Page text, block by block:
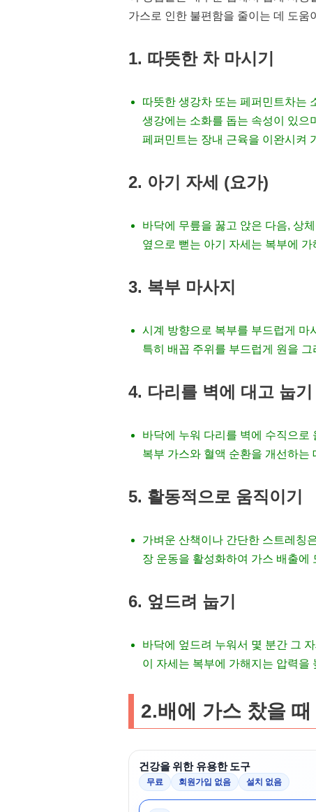
가스로 인한 불편함을 줄이는 데 도움
1. 따뜻한 차 마시기
따뜻한 생강차 또는 페퍼민트차는
생강에는 소화를 돕는 속성이 있으
페퍼민트는 장내 근육을 이완시켜
2. 아기 자세 (요가)
바닥에 무릎을 꿇고 앉은 다음, 상
옆으로 뻗는 아기 자세는 복부에
3. 복부 마사지
시계 방향으로 복부를 부드럽게 마
특히 배꼽 주위를 부드럽게 원을
4. 다리를 벽에 대고 눕기
바닥에 누워 다리를 벽에 수직으로
복부 가스와 혈액 순환을 개선하는
5. 활동적으로 움직이기
가벼운 산책이나 간단한 스트레칭
장 운동을 활성화하여 가스 배출에
6. 엎드려 눕기
바닥에 엎드려 누워서 몇 분간 그
이 자세는 복부에 가해지는 압력을
2.배에 가스 찼을 때
건강을 위한 유용한 도구
무료 회원가입 없음 설치 없음